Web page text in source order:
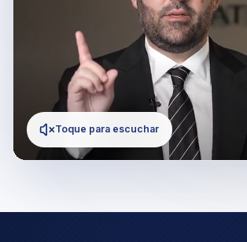
Toque para escuchar